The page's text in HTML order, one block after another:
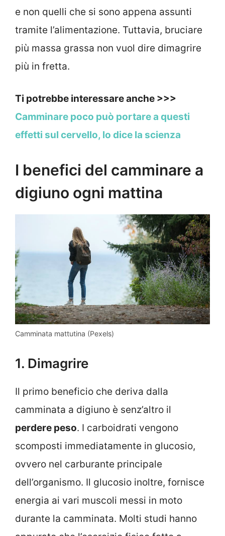
e non quelli che si sono appena assunti
tramite l’alimentazione. Tuttavia, bruciare
più massa grassa non vuol dire dimagrire
più in fretta.
Ti potrebbe interessare anche >>>
Camminare poco può portare a questi
effetti sul cervello, lo dice la scienza
I benefici del camminare a
digiuno ogni mattina
Camminata mattutina (Pexels)
1. Dimagrire
Il primo beneficio che deriva dalla
camminata a digiuno è senz’altro il
perdere peso. I carboidrati vengono
scomposti immediatamente in glucosio,
ovvero nel carburante principale
dell’organismo. Il glucosio inoltre, fornisce
energia ai vari muscoli messi in moto
durante la camminata. Molti studi hanno